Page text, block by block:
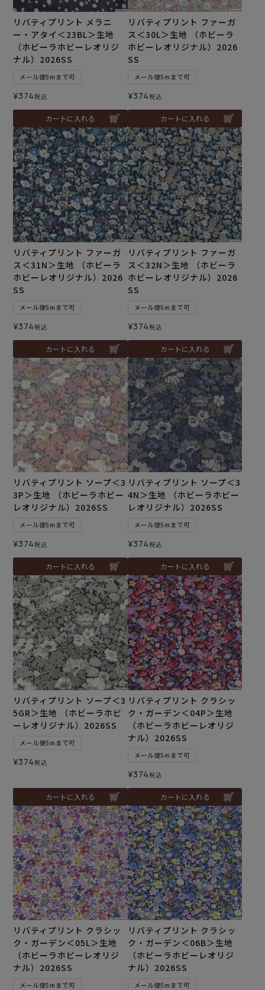
リバティプリント メラニ
ー・アタイ＜23BL＞生地
（ホビーラホビーレオリジ
ナル）2026SS
メール便5mまで可
¥374税込
カートに入れる
リバティプリント ファーガ
ス＜30L＞生地 （ホビーラ
ホビーレオリジナル）2026
SS
メール便5mまで可
¥374税込
カートに入れる
リバティプリント ファーガ
ス＜31N＞生地 （ホビーラ
ホビーレオリジナル）2026
SS
メール便5mまで可
¥374税込
カートに入れる
リバティプリント ファーガ
ス＜32N＞生地 （ホビーラ
ホビーレオリジナル）2026
SS
メール便5mまで可
¥374税込
カートに入れる
リバティプリント ソープ＜3
3P＞生地 （ホビーラホビー
レオリジナル）2026SS
メール便5mまで可
¥374税込
カートに入れる
リバティプリント ソープ＜3
4N＞生地 （ホビーラホビー
レオリジナル）2026SS
メール便5mまで可
¥374税込
カートに入れる
リバティプリント ソープ＜3
5GR＞生地 （ホビーラホビ
ーレオリジナル）2026SS
メール便5mまで可
¥374税込
カートに入れる
リバティプリント クラシッ
ク・ガーデン＜04P＞生地
（ホビーラホビーレオリジ
ナル）2026SS
メール便5mまで可
¥374税込
カートに入れる
リバティプリント クラシッ
ク・ガーデン＜05L＞生地
（ホビーラホビーレオリジ
ナル）2026SS
メール便5mまで可
リバティプリント クラシッ
ク・ガーデン＜06B＞生地
（ホビーラホビーレオリジ
ナル）2026SS
メール便5mまで可